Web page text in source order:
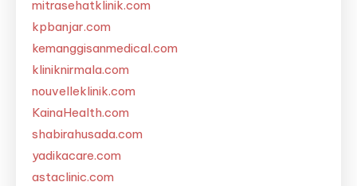
mitrasehatklinik.com
kpbanjar.com
kemanggisanmedical.com
kliniknirmala.com
nouvelleklinik.com
KainaHealth.com
shabirahusada.com
yadikacare.com
astaclinic.com